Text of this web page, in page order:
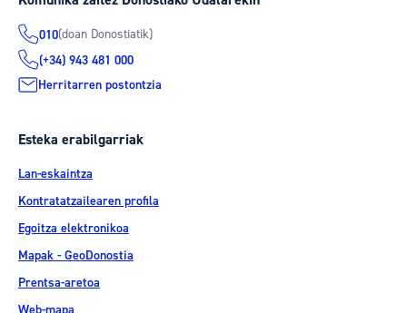
010(doan Donostiatik)
(+34) 943 481 000
Herritarren postontzia
Esteka erabilgarriak
Lan-eskaintza
Kontratatzailearen profila
Egoitza elektronikoa
Mapak - GeoDonostia
Prentsa-aretoa